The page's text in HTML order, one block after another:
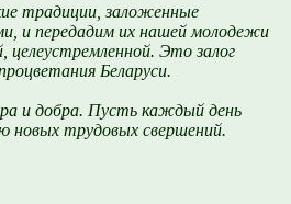
традиции, заложенные
и передадим их нашей молодежи
целеустремленной. Это залог
Беларуси.
и добра. Пусть каждый день
новых трудовых свершений.